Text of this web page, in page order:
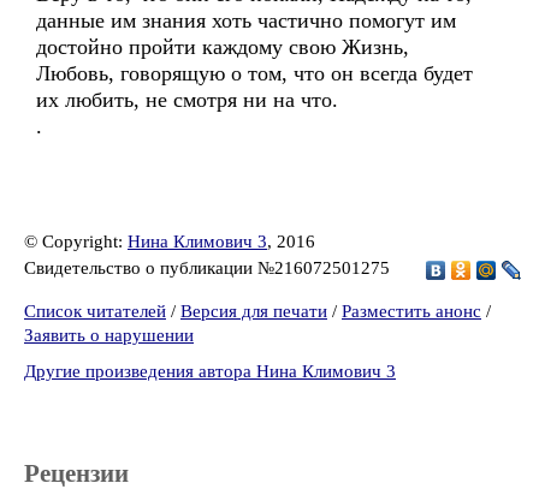
данные им знания хоть частично помогут им
достойно пройти каждому свою Жизнь,
Любовь, говорящую о том, что он всегда будет
их любить, не смотря ни на что.
.
© Copyright: Нина Климович 3, 2016
Свидетельство о публикации №216072501275
Список читателей / Версия для печати / Разместить анонс /
Заявить о нарушении
Другие произведения автора Нина Климович 3
Рецензии